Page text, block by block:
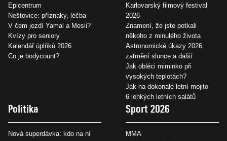
Epicentrum
Neštovice: příznaky, léčba
V čem jezdí Yamal a Mesii?
Kvízy pro seniory
Kalendář úplňků 2026
Co je bodycount?
Karlovarský filmový festival
2026
Znamení, že jste potkali
někoho z minulého života
Astronomické úkazy 2026:
zatmění slunce a další
Jak obléci miminko při
vysokých teplotách?
Jak na dokonalé letní mojito
6 lehkých letních salátů
Politika
Nová superdávka: kdo na ní
Sport 2026
MMA